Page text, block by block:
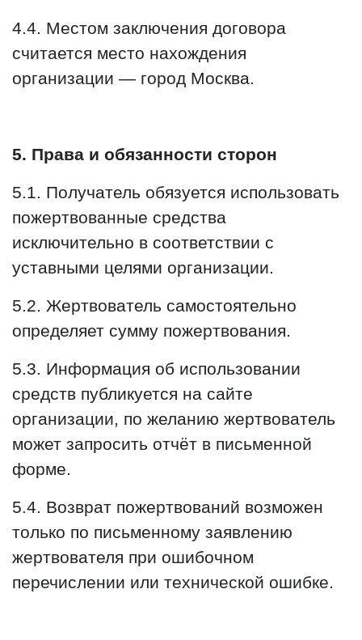
4.4. Местом заключения договора
считается место нахождения
организации — город Москва.
5. Права и обязанности сторон
5.1. Получатель обязуется использовать
пожертвованные средства
исключительно в соответствии с
уставными целями организации.
5.2. Жертвователь самостоятельно
определяет сумму пожертвования.
5.3. Информация об использовании
средств публикуется на сайте
организации, по желанию жертвователь
может запросить отчёт в письменной
форме.
5.4. Возврат пожертвований возможен
только по письменному заявлению
жертвователя при ошибочном
перечислении или технической ошибке.